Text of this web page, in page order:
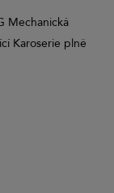
Mechanická
Karoserie plně